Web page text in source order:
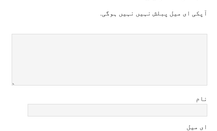
آپکی ای ميل پبلش نہيں نہيں ہوگی.
نام
ای میل